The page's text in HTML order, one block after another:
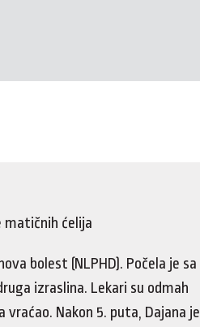
matičnih ćelija
bolest (NLPHD). Počela je sa
izraslina. Lekari su odmah
vraćao. Nakon 5. puta, Dajana je